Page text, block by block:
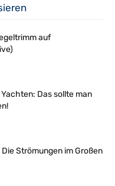
auf
Das sollte man
Strömungen im Großen